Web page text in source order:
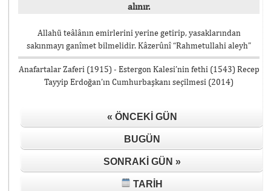
alınır.
Allahü teâlânın emirlerini yerine getirip, yasaklarından
sakınmayı ganîmet bilmelidir. Kâzerûnî “Rahmetullahi aleyh”
Anafartalar Zaferi (1915) - Estergon Kalesi’nin fethi (1543) Recep
Tayyip Erdoğan’ın Cumhurbaşkanı seçilmesi (2014)
« ÖNCEKI GÜN
BUGÜN
SONRAKI GÜN »
TARIH